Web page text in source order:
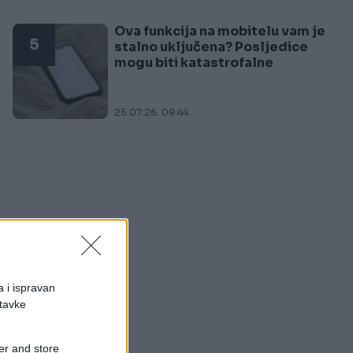
i ispravan
and store
5
Ova funkcija na mobitelu vam je
stalno uključena? Posljedice
mogu biti katastrofalne
25.07.26. 09:44